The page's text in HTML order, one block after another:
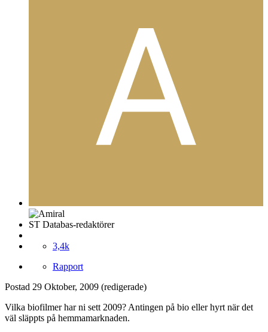
ST Databas-redaktörer
3,4k
Rapport
Postad 29 Oktober, 2009 (redigerade)
Vilka biofilmer har ni sett 2009? Antingen på bio eller hyrt när det
väl släppts på hemmamarknaden.